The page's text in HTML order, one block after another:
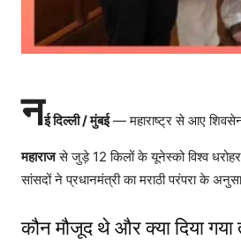
नई दिल्ली / मुंबई— महाराष्ट्र से आए
महाराजसे जुड़े 12 किलों के यूनेस्को विश्व
सांसदों ने प्रधानमंत्री का मराठी परंपरा के
कौन मौजूद थे और क्या दिया गया